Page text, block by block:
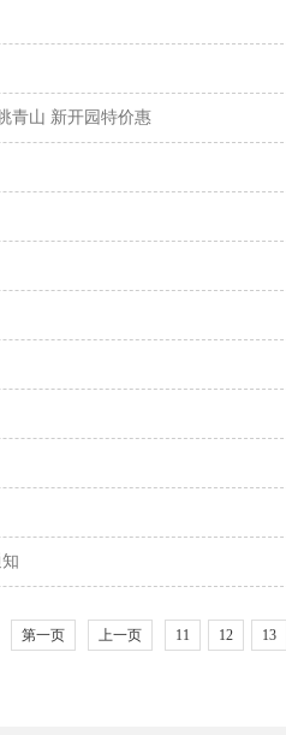
青山 新开园特价惠
第一页 上一页 11 12 13